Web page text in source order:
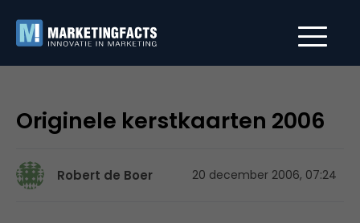
Originele kerstkaarten 2006
Robert de Boer 20 december 2006, 07:24